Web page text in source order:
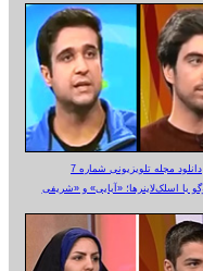
دانلود مجله تلویزیونی شماره 7